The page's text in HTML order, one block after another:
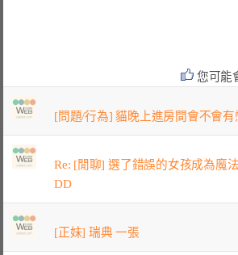
您可能
[問題/行為] 貓晚上進房間會不會有
Re: [閒聊] 選了錯誤的女孩成為魔
DD
[正妹] 瑞典 一張